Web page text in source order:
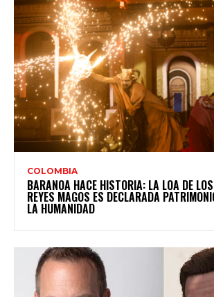
COLOMBIA
BARANOA HACE HISTORIA: LA LOA DE
REYES MAGOS ES DECLARADA
LA HUMANIDAD